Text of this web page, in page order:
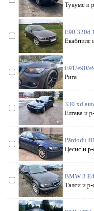
Тукумс и
E90 320d
Екабпилс
E91/e90/
Рига
330 xd
Елгава и
Pārdodu
Цесис и
BMW 3
Талси и р-